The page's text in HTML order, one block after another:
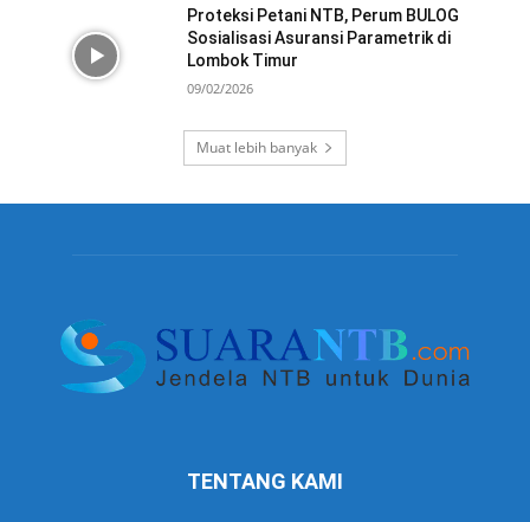
Proteksi Petani NTB, Perum BULOG
Sosialisasi Asuransi Parametrik di
Lombok Timur
09/02/2026
Muat lebih banyak
TENTANG KAMI